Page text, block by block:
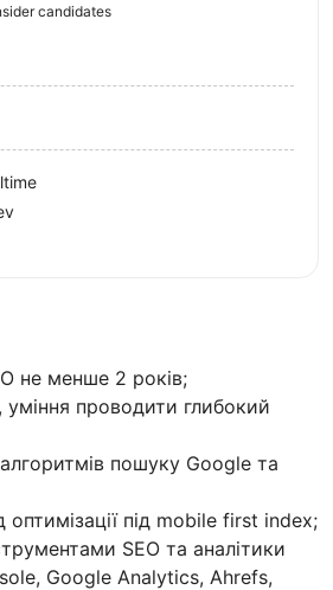
не менше 2 років;
уміння проводити глибокий
пошуку Google та
оптимізації під mobile first index;
SEO та аналітики
Google Analytics, Ahrefs,
candidates